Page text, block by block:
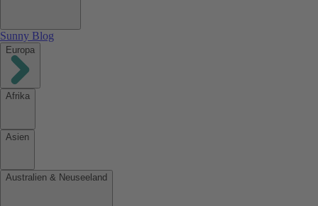
Sunny Blog
Europa
Afrika
Asien
Australien & Neuseeland